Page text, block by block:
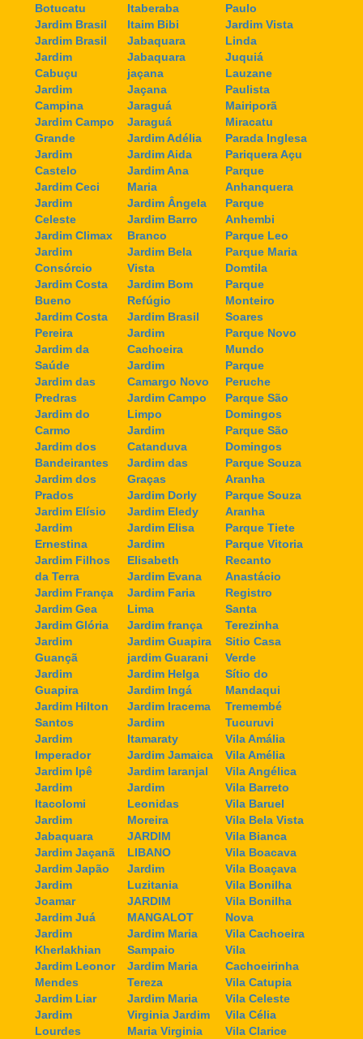
Botucatu
Jardim Brasil
Jardim Brasil
Jardim
Cabuçu
Jardim
Campina
Jardim Campo
Grande
Jardim
Castelo
Jardim Ceci
Jardim
Celeste
Jardim Climax
Jardim
Consórcio
Jardim Costa
Bueno
Jardim Costa
Pereira
Jardim da
Saúde
Jardim das
Predras
Jardim do
Carmo
Jardim dos
Bandeirantes
Jardim dos
Prados
Jardim Elísio
Jardim
Ernestina
Jardim Filhos
da Terra
Jardim França
Jardim Gea
Jardim Glória
Jardim
Guançã
Jardim
Guapira
Jardim Hilton
Santos
Jardim
Imperador
Jardim Ipê
Jardim
Itacolomi
Jardim
Jabaquara
Jardim Jaçanã
Jardim Japão
Jardim
Joamar
Jardim Juá
Jardim
Kherlakhian
Jardim Leonor
Mendes
Jardim Liar
Jardim
Lourdes
Itaberaba
Itaim Bibi
Jabaquara
Jabaquara
jaçana
Jaçana
Jaraguá
Jaraguá
Jardim Adélia
Jardim Aida
Jardim Ana
Maria
Jardim Ângela
Jardim Barro
Branco
Jardim Bela
Vista
Jardim Bom
Refúgio
Jardim Brasil
Jardim
Cachoeira
Jardim
Camargo Novo
Jardim Campo
Limpo
Jardim
Catanduva
Jardim das
Graças
Jardim Dorly
Jardim Eledy
Jardim Elisa
Jardim
Elisabeth
Jardim Evana
Jardim Faria
Lima
Jardim frança
Jardim Guapira
jardim Guarani
Jardim Helga
Jardim Ingá
Jardim Iracema
Jardim
Itamaraty
Jardim Jamaica
Jardim laranjal
Jardim
Leonidas
Moreira
JARDIM
LIBANO
Jardim
Luzitania
JARDIM
MANGALOT
Jardim Maria
Sampaio
Jardim Maria
Tereza
Jardim Maria
Virginia Jardim
Maria Virginia
Paulo
Jardim Vista
Linda
Juquiá
Lauzane
Paulista
Mairiporã
Miracatu
Parada Inglesa
Pariquera Açu
Parque
Anhanquera
Parque
Anhembi
Parque Leo
Parque Maria
Domtila
Parque
Monteiro
Soares
Parque Novo
Mundo
Parque
Peruche
Parque São
Domingos
Parque São
Domingos
Parque Souza
Aranha
Parque Souza
Aranha
Parque Tiete
Parque Vitoria
Recanto
Anastácio
Registro
Santa
Terezinha
Sitio Casa
Verde
Sítio do
Mandaqui
Tremembé
Tucuruvi
Vila Amália
Vila Amélia
Vila Angélica
Vila Barreto
Vila Baruel
Vila Bela Vista
Vila Bianca
Vila Boacava
Vila Boaçava
Vila Bonilha
Vila Bonilha
Nova
Vila Cachoeira
Vila
Cachoeirinha
Vila Catupia
Vila Celeste
Vila Célia
Vila Clarice